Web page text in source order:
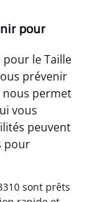
pour
le Taille
prévenir
nous permet
vous
peuvent
pour
sont prêts